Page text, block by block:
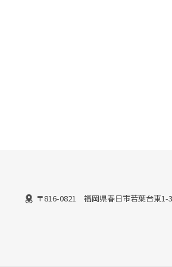
〒816-0821 福岡県春日市若葉台東1-3